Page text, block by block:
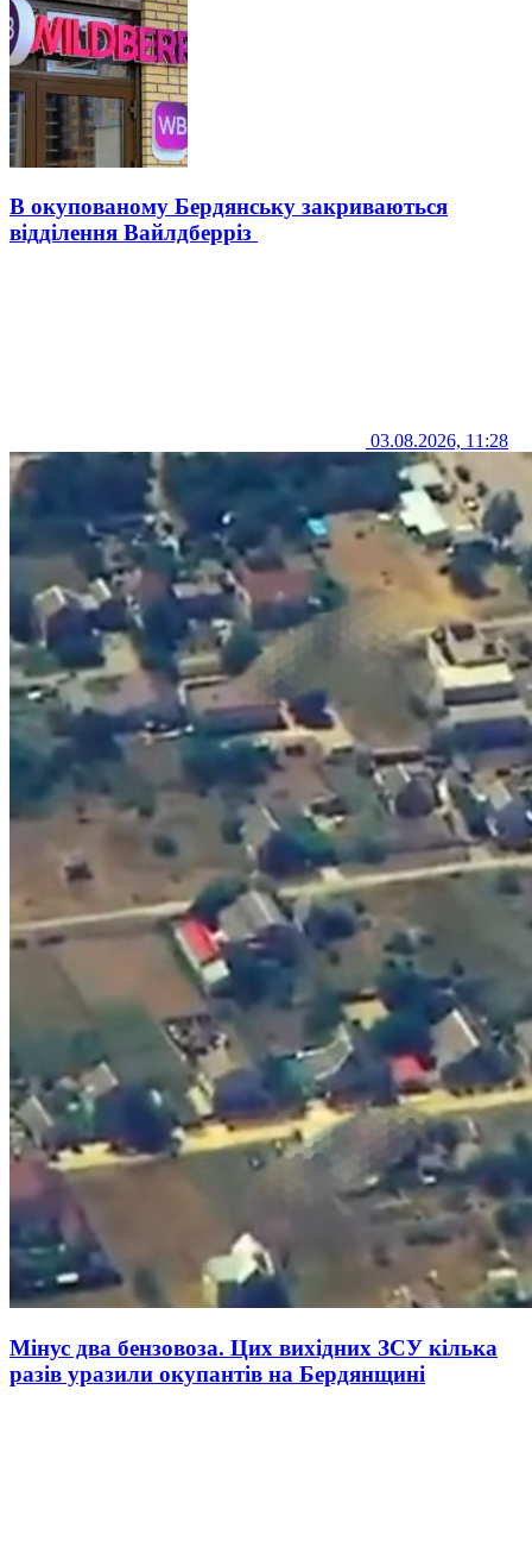
В окупованому Бердянську закриваються
відділення Вайлдберріз
03.08.2026, 11:28
Мінус два бензовоза. Цих вихідних ЗСУ кілька
разів уразили окупантів на Бердянщині